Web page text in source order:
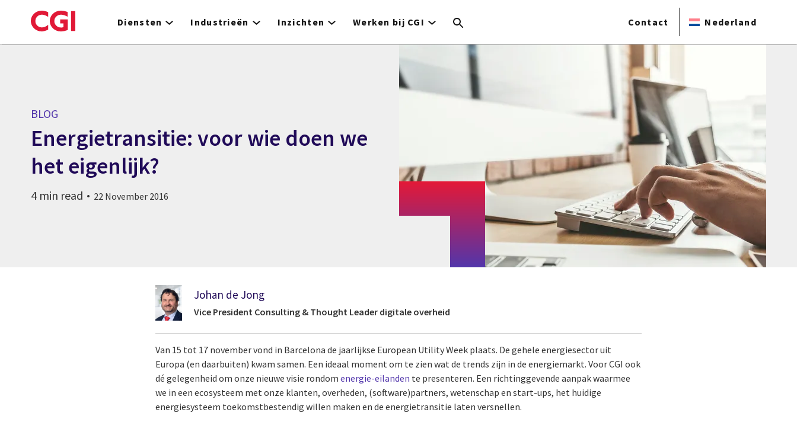
to
Diensten Industrieën Inzichten Werken bij CGI Contact Nederland
BLOG
Energietransitie: voor wie doen we
het eigenlijk?
4 min read 22 November 2016
Johan de Jong
Vice President Consulting & Thought Leader digitale overheid
Van 15 tot 17 november vond in Barcelona de jaarlijkse European Utility Week plaats. De gehele energiesector uit
Europa (en daarbuiten) kwam samen. Een ideaal moment om te zien wat de trends zijn in de energiemarkt. Voor CGI ook
dé gelegenheid om onze nieuwe visie rondomenergie-eilanden te presenteren. Een richtinggevende aanpak waarmee
we in een ecosysteem met onze klanten, overheden, (software)partners, wetenschap en start-ups, het huidige
energiesysteem toekomstbestendig willen maken en de energietransitie laten versnellen.